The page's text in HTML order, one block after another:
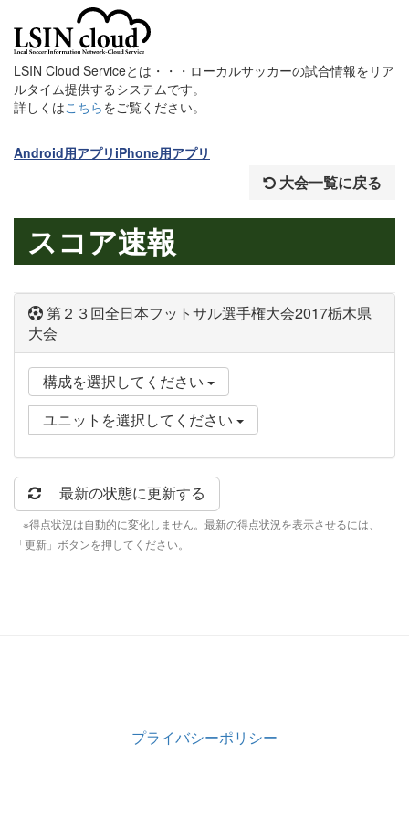
LSIN Cloud Serviceとは・・・ローカルサッカーの試合情報をリア
ルタイム提供するシステムです。
詳しくはこちらをご覧ください。
Android用アプリ iPhone用アプリ
大会一覧に戻る
スコア速報
第２３回全日本フットサル選手権大会2017栃木県
大会
構成を選択してください
ユニットを選択してください
最新の状態に更新する
※得点状況は自動的に変化しません。最新の得点状況を表示させるには、
「更新」ボタンを押してください。
プライバシーポリシー